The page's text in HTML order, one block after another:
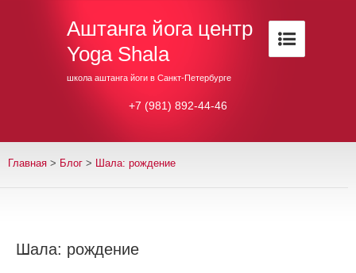
Аштанга йога центр
Yoga Shala
школа аштанга йоги в Санкт-Петербурге
+7 (981) 892-44-46
Главная > Блог > Шала: рождение
Шала: рождение